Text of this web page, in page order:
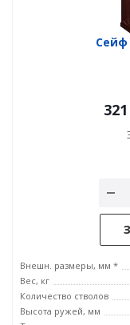
Сейф
Внешн. размеры, мм *
Вес, кг
Количество стволов
Высота ружей, мм